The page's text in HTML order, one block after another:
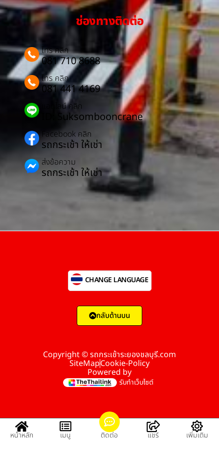
ช่องทางติดต่อ
โทร คลิก
081 710 8688
โทร คลิก
081 441 4169
แอดไลน์ คลิก
ID: Suksombooncrane
Facebook คลิก
รถกระเช้า ให้เช่า
ส่งข้อความ
รถกระเช้า ให้เช่า
Copyright © รถกระเช้าระยองชลบุรี.com
SiteMapCookie-Policy
Powered by
รับทำเว็บไซต์
CHANGE LANGUAGE
กลับด้านบน
หน้าหลัก เมนู ติดต่อ แชร์ เพิ่มเติม